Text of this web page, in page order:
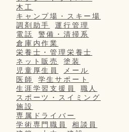
木工
キャンプ場・スキー場
調剤助手
運行管理
電話
警備・清掃系
倉庫内作業
栄養士・管理栄養士
ネット販売
塗装
児童厚生員
メール
医師
学生サポート
生涯学習支援員
職人
スポーツ・スイミング
施設
専属ドライバー
学術専門職員
相談員